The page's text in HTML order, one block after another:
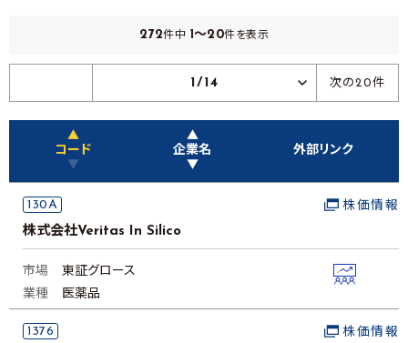
272件中 1～20件を表示
1/14 次の20件
▲
コード
▼
▲
企業名
▼
外部リンク
130A
株式会社Veritas In Silico
株価情報
市場
東証グロース
業種
医薬品
1376 株価情報